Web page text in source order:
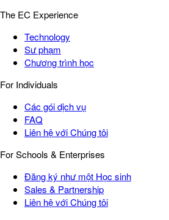
The EC Experience
Technology
Sư phạm
Chương trình học
For Individuals
Các gói dịch vụ
FAQ
Liên hệ với Chúng tôi
For Schools & Enterprises
Đăng ký như một Học sinh
Sales & Partnership
Liên hệ với Chúng tôi